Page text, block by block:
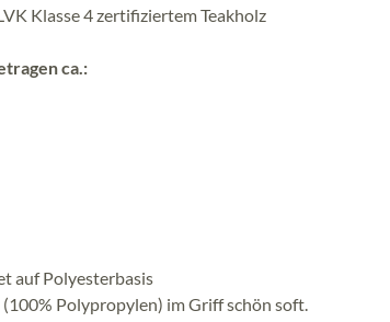
Klasse 4 zertifiziertem Teakholz
ca.:
auf Polyesterbasis
Polypropylen) im Griff schön soft.